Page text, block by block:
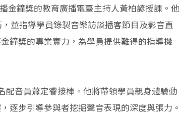
金鐘獎的教育廣播電臺主持人黃柏諺授課。他
並指導學員錄製音樂訪談播客節目及影音直
鐘獎的專業實力，為學員提供難得的指導機
音員蕭定睿接棒。他將帶領學員親身體驗動
逐步引導參與者挖掘聲音表現的深度與張力。